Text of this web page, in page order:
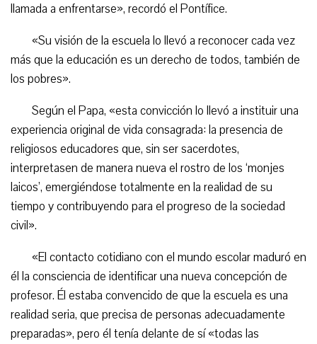
llamada a enfrentarse», recordó el Pontífice.
«Su visión de la escuela lo llevó a reconocer cada vez
más que la educación es un derecho de todos, también de
los pobres».
Según el Papa, «esta convicción lo llevó a instituir una
experiencia original de vida consagrada: la presencia de
religiosos educadores que, sin ser sacerdotes,
interpretasen de manera nueva el rostro de los ‘monjes
laicos’, emergiéndose totalmente en la realidad de su
tiempo y contribuyendo para el progreso de la sociedad
civil».
«El contacto cotidiano con el mundo escolar maduró en
él la consciencia de identificar una nueva concepción de
profesor. Él estaba convencido de que la escuela es una
realidad seria, que precisa de personas adecuadamente
preparadas», pero él tenía delante de sí «todas las